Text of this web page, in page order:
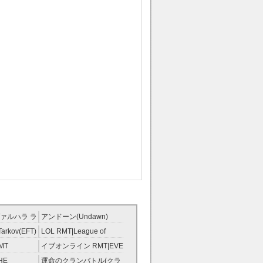
ルハラ ラ
アンドーン(Undawn)
RMT
LOL RMT|League of
Legends RMT
イブオンライン RMT|EVE
RMT
運命のクランバトル(クラ